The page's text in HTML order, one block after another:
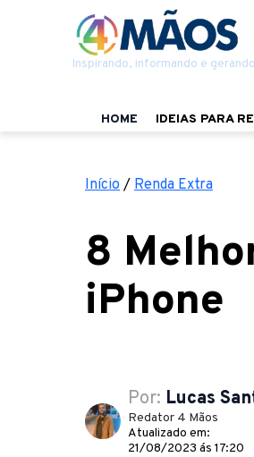
Inspirando, informando e
HOME IDEIAS PARA
Início / Renda Extra
8
iPhone
Por: Lucas
Redator 4 Mãos
Atualizado em:
21/08/2023 ás 17:20